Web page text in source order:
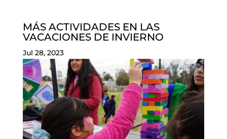
MÁS ACTIVIDADES EN LAS
VACACIONES DE INVIERNO
Jul 28, 2023